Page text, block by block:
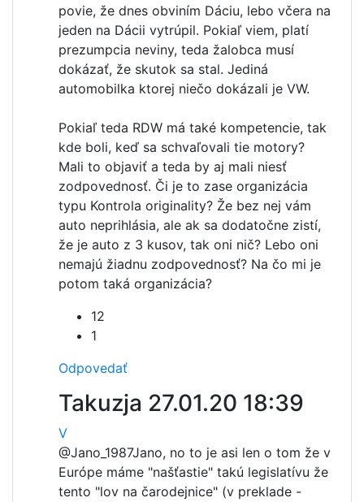
povie, že dnes obviním Dáciu, lebo včera na
jeden na Dácii vytrúpil. Pokiaľ viem, platí
prezumpcia neviny, teda žalobca musí
dokázať, že skutok sa stal. Jediná
automobilka ktorej niečo dokázali je VW.
Pokiaľ teda RDW má také kompetencie, tak
kde boli, keď sa schvaľovali tie motory?
Mali to objaviť a teda by aj mali niesť
zodpovednosť. Či je to zase organizácia
typu Kontrola originality? Že bez nej vám
auto neprihlásia, ale ak sa dodatočne zistí,
že je auto z 3 kusov, tak oni nič? Lebo oni
nemajú žiadnu zodpovednosť? Na čo mi je
potom taká organizácia?
12
1
Odpovedať
Takuzja 27.01.20 18:39
V
@Jano_1987Jano, no to je asi len o tom že v
Európe máme "našťastie" takú legislatívu že
tento "lov na čarodejnice" (v preklade -